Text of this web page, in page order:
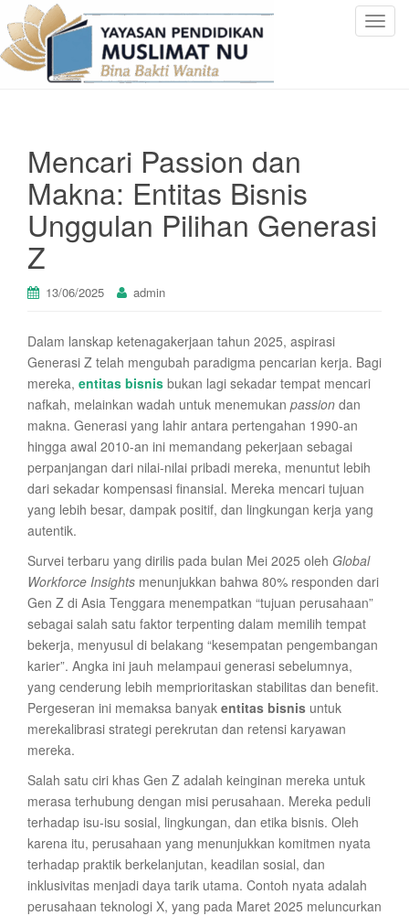
T
i
g
Mencari Passion dan
Makna: Entitas Bisnis
Unggulan Pilihan Generasi
Z
13/06/2025 admin
Dalam lanskap ketenagakerjaan tahun 2025, aspirasi
Generasi Z telah mengubah paradigma pencarian kerja. Bagi
mereka, entitas bisnis bukan lagi sekadar tempat mencari
nafkah, melainkan wadah untuk menemukan passion dan
makna. Generasi yang lahir antara pertengahan 1990-an
hingga awal 2010-an ini memandang pekerjaan sebagai
perpanjangan dari nilai-nilai pribadi mereka, menuntut lebih
dari sekadar kompensasi finansial. Mereka mencari tujuan
yang lebih besar, dampak positif, dan lingkungan kerja yang
autentik.
Survei terbaru yang dirilis pada bulan Mei 2025 oleh Global
Workforce Insights menunjukkan bahwa 80% responden dari
Gen Z di Asia Tenggara menempatkan “tujuan perusahaan”
sebagai salah satu faktor terpenting dalam memilih tempat
bekerja, menyusul di belakang “kesempatan pengembangan
karier”. Angka ini jauh melampaui generasi sebelumnya,
yang cenderung lebih memprioritaskan stabilitas dan benefit.
Pergeseran ini memaksa banyak entitas bisnis untuk
merekalibrasi strategi perekrutan dan retensi karyawan
mereka.
Salah satu ciri khas Gen Z adalah keinginan mereka untuk
merasa terhubung dengan misi perusahaan. Mereka peduli
terhadap isu-isu sosial, lingkungan, dan etika bisnis. Oleh
karena itu, perusahaan yang menunjukkan komitmen nyata
terhadap praktik berkelanjutan, keadilan sosial, dan
inklusivitas menjadi daya tarik utama. Contoh nyata adalah
perusahaan teknologi X, yang pada Maret 2025 meluncurkan